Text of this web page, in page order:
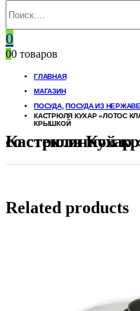
0
00 товаров
ГЛАВНАЯ
МАГАЗИН
ПОСУДА, ПОСУДА ИЗ
КАСТРЮЛЯ КУХАР «ЛОТОС
КРЫШКОЙ
Кастрюля Кухар «Лотос Классика» 1.8л со
Related products